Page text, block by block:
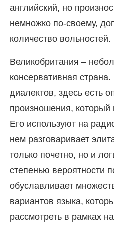
английский, но
немножко по-своему,
количество вольностей.
Великобритания –
консервативная
диалектов, здесь есть
произношения,
Его используют на
нем разговаривает
только почетно, но и
степенью вероятности
обуславливает
вариантов языка,
рассмотреть в рамках